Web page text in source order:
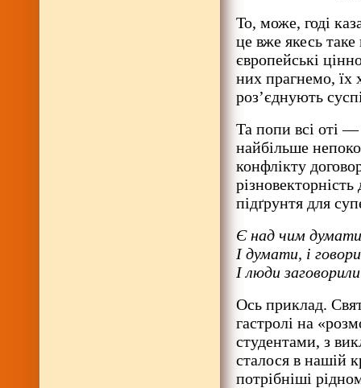
То, може, годі
це вже якесь
європейські
них прагнемо, їх
роз’єднують
Та попи всі оті
найбільше
конфлікту
підґрунтя для
Є над чим
І думати, і
І люди
Ось приклад.
гастролі на
студентами, з
сталося в нашій
потрібніші